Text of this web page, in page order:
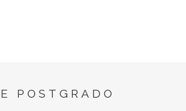
POSTGRADO